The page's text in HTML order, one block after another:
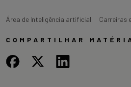
Área de Inteligência artificial Carreiras
COMPARTILHAR